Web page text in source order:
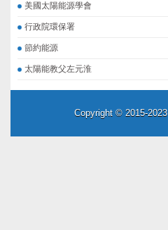
美國太陽能源學會
行政院環保署
節約能源
太陽能教父左元淮
Copyright © 2015-2023